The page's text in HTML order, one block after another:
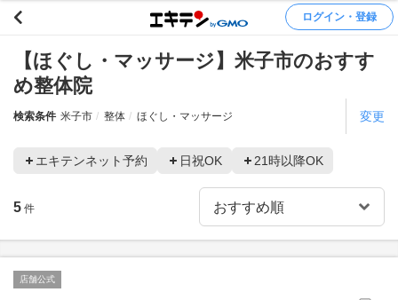
ログイン・登録
【ほぐし・マッサージ】米子市のおすす
め整体院
検索条件 米子市 整体 ほぐし・マッサージ 変更
エキテンネット予約 日祝OK 21時以降OK
5 件
店舗公式